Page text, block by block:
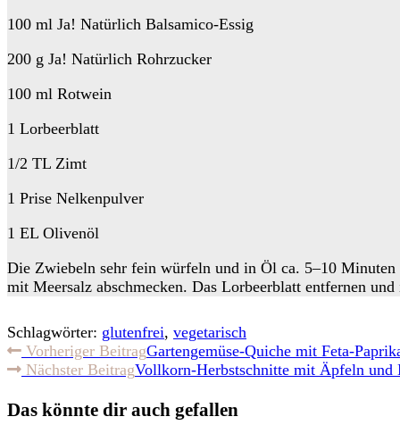
100 ml Ja! Natürlich Balsamico-Essig
200 g Ja! Natürlich Rohrzucker
100 ml Rotwein
1 Lorbeerblatt
1/2 TL Zimt
1 Prise Nelkenpulver
1 EL Olivenöl
Die Zwiebeln sehr fein würfeln und in Öl ca. 5–10 Minuten
mit Meersalz abschmecken. Das Lorbeerblatt entfernen
Schlagwörter: glutenfrei, vegetarisch
Weitere
Artikel
ansehen
Vorheriger BeitragGartengemüse-Quiche mit Feta-
Nächster BeitragVollkorn-Herbstschnitte mit Äpfeln und
Das könnte dir auch gefallen